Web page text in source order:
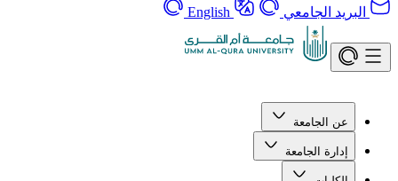
البريد الجامعي English
عن الجامعة
إدارة الجامعة